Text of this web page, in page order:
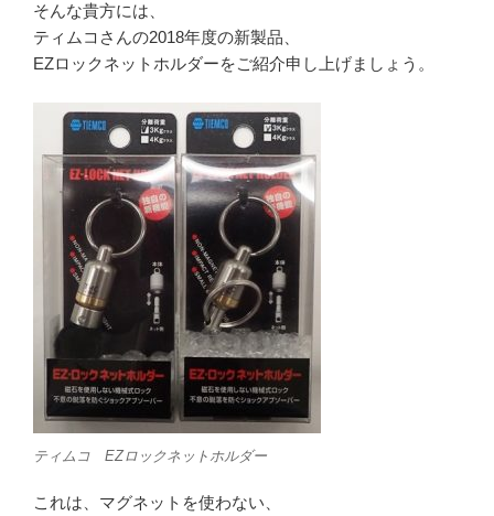
そんな貴方には、
ティムコさんの2018年度の新製品、
EZロックネットホルダーをご紹介申し上げましょう。
ティムコ EZロックネットホルダー
これは、マグネットを使わない、